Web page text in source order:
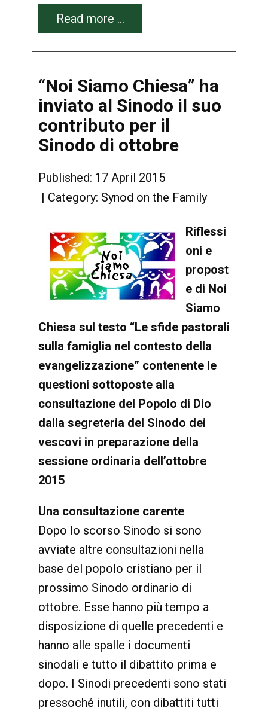
Read more …
“Noi Siamo Chiesa” ha
inviato al Sinodo il suo
contributo per il
Sinodo di ottobre
Published: 17 April 2015
Category: Synod on the Family
Riflessi
oni e
propost
e di Noi
Siamo
Chiesa sul testo “Le sfide pastorali
sulla famiglia nel contesto della
evangelizzazione” contenente le
questioni sottoposte alla
consultazione del Popolo di Dio
dalla segreteria del Sinodo dei
vescovi in preparazione della
sessione ordinaria dell’ottobre
2015
Una consultazione carente
Dopo lo scorso Sinodo si sono
avviate altre consultazioni nella
base del popolo cristiano per il
prossimo Sinodo ordinario di
ottobre. Esse hanno più tempo a
disposizione di quelle precedenti e
hanno alle spalle i documenti
sinodali e tutto il dibattito prima e
dopo. I Sinodi precedenti sono stati
pressoché inutili, con dibattiti tutti